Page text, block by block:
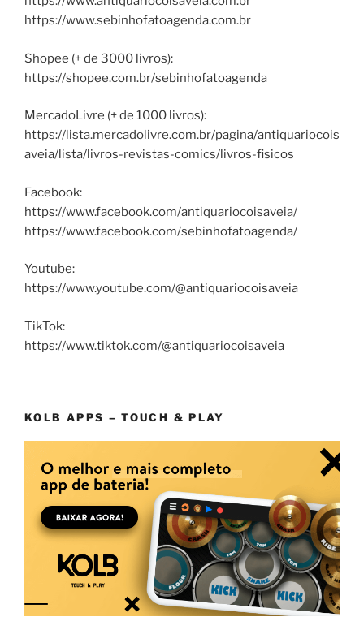
https://www.sebinhofatoagenda.com.br
Shopee (+ de 3000 livros):
https://shopee.com.br/sebinhofatoagenda
MercadoLivre (+ de 1000 livros):
https://lista.mercadolivre.com.br/pagina/antiquariocois
aveia/lista/livros-revistas-comics/livros-fisicos
Facebook:
https://www.facebook.com/antiquariocoisaveia/
https://www.facebook.com/sebinhofatoagenda/
Youtube:
https://www.youtube.com/@antiquariocoisaveia
TikTok:
https://www.tiktok.com/@antiquariocoisaveia
KOLB APPS – TOUCH & PLAY